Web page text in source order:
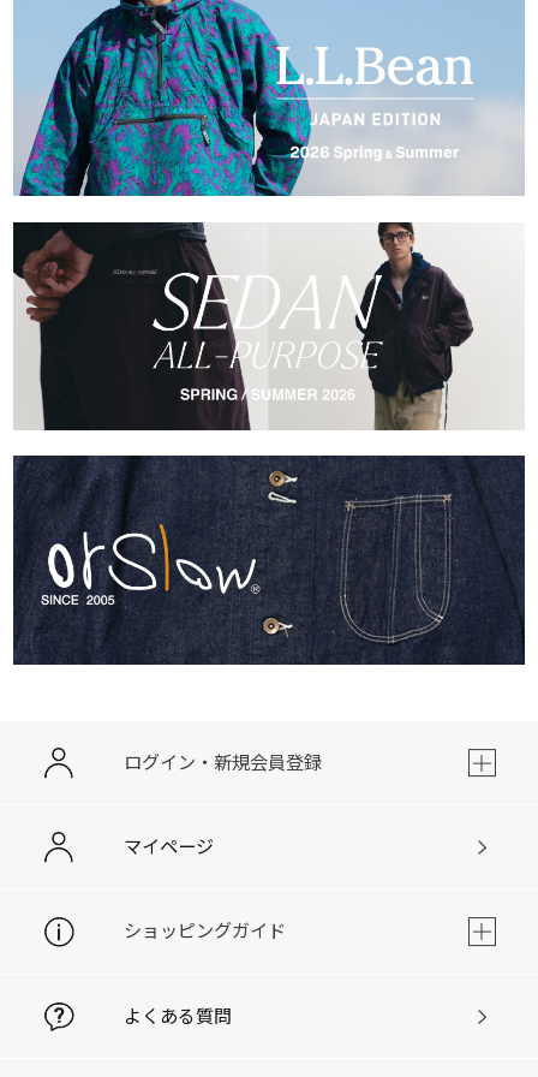
ログイン・新規会員登録
マイページ
ショッピングガイド
よくある質問